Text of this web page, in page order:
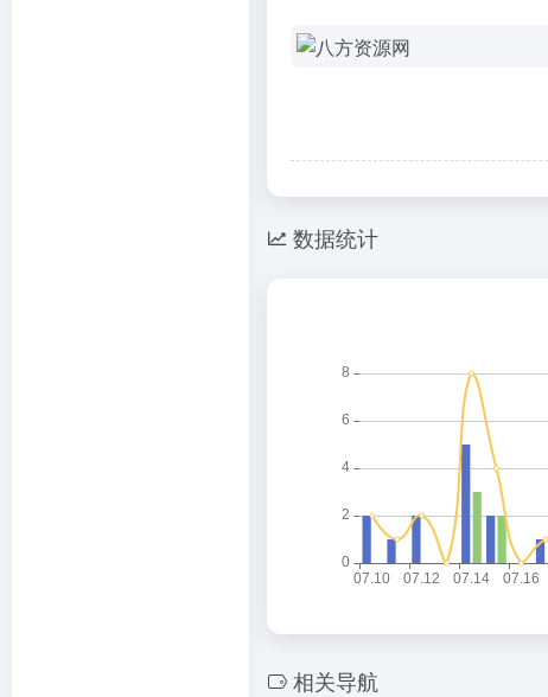
数据统计
相关导航